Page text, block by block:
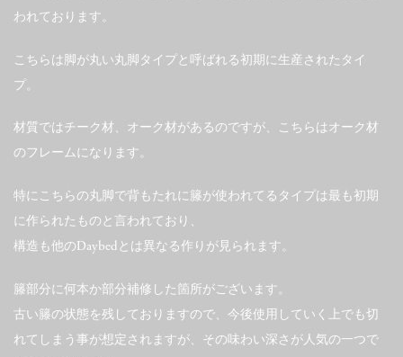
われております。
こちらは脚が丸い丸脚タイプと呼ばれる初期に生産されたタイ
プ。
材質ではチーク材、オーク材があるのですが、こちらはオーク材
のフレームになります。
特にこちらの丸脚で背もたれに籐が使われてるタイプは最も初期
に作られたものと言われており、
構造も他のDaybedとは異なる作りが見られます。
籐部分に何本か部分補修した箇所がございます。
古い籐の状態を残しておりますので、今後使用していく上でも切
れてしまう事が想定されますが、その味わい深さが人気の一つで